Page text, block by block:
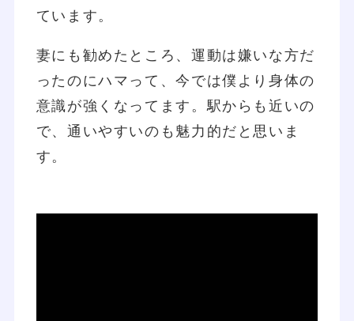
ています。
妻にも勧めたところ、運動は嫌いな方だ
ったのにハマって、今では僕より身体の
意識が強くなってます。駅からも近いの
で、通いやすいのも魅力的だと思いま
す。